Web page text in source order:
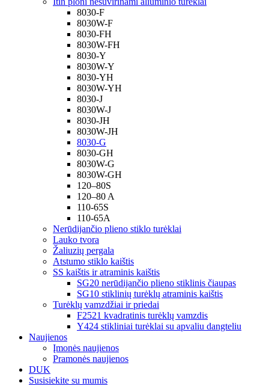
8030-F
8030W-F
8030-FH
8030W-FH
8030-Y
8030W-Y
8030-YH
8030W-YH
8030-J
8030W-J
8030-JH
8030W-JH
8030-G
8030-GH
8030W-G
8030W-GH
120–80S
120–80 A
110-65S
110-65A
Nerūdijančio plieno stiklo turėklai
Lauko tvora
Žaliuzių pergala
Atstumo stiklo kaištis
SS kaištis ir atraminis kaištis
SG20 nerūdijančio plieno stiklinis čiaupas
SG10 stiklinių turėklų atraminis kaištis
Turėklų vamzdžiai ir priedai
F2521 kvadratinis turėklų vamzdis
Y424 stikliniai turėklai su apvaliu dangteliu
Naujienos
Įmonės naujienos
Pramonės naujienos
DUK
Susisiekite su mumis